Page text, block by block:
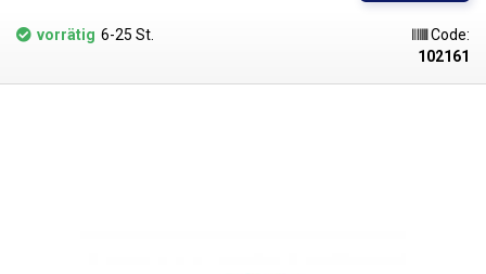
vorrätig 6-25 St.
Code:
102161